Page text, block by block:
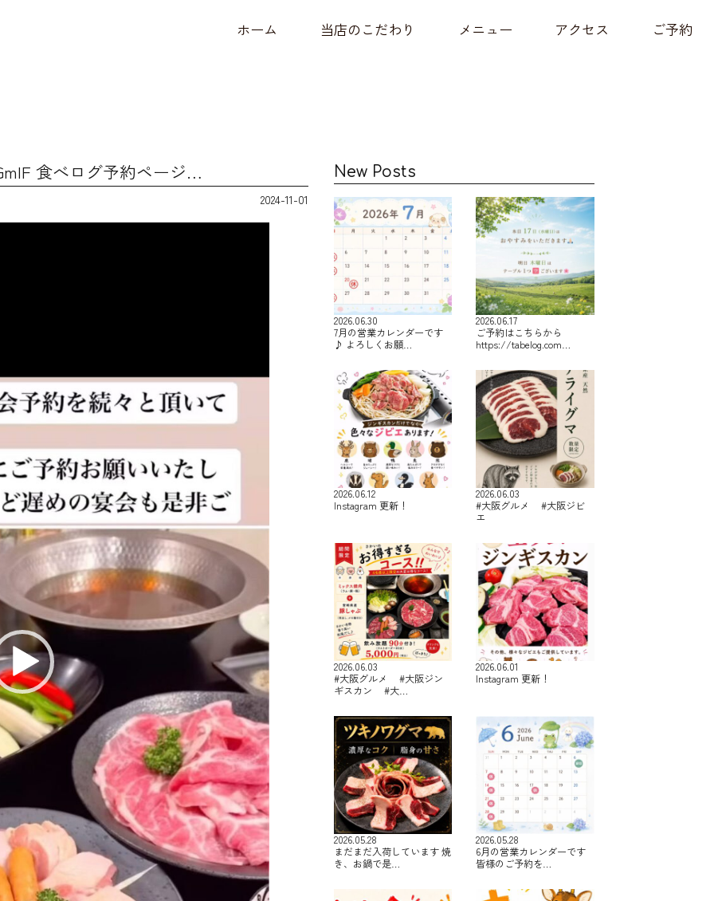
ホーム 当店のこだわり メニュー アクセス ご予約
食べログ予約ページ…
2024-11-01
New Posts
2026.06.30
7月の営業カレンダーです
♪ よろしくお願…
2026.06.17
ご予約はこちらから
https://tabelog.com…
2026.06.12
Instagram 更新！
2026.06.03
#大阪グルメ #大阪ジビ
エ
2026.06.03
#大阪グルメ #大阪ジン
ギスカン #大…
2026.06.01
Instagram 更新！
2026.05.28
まだまだ入荷しています 焼
き、お鍋で是…
2026.05.28
6月の営業カレンダーです
皆様のご予約を…